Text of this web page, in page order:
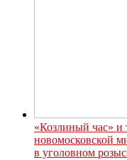
«Козлиный час» и
новомосковской
в уголовном